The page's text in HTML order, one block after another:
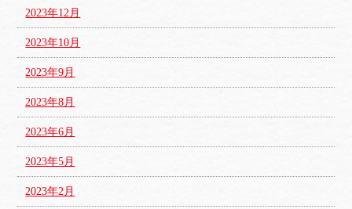
2023年12月
2023年10月
2023年9月
2023年8月
2023年6月
2023年5月
2023年2月